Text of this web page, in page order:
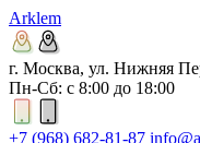
Arklem
г. Москва, ул. Нижняя
Пн-Сб: с 8:00 до 18:00
+7 (968) 682-81-87